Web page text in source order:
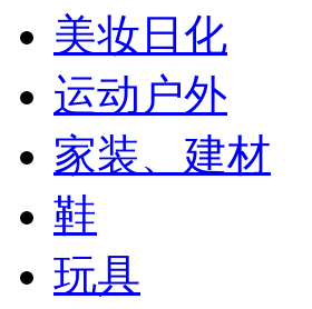
美妆日化
运动户外
家装、建材
鞋
玩具